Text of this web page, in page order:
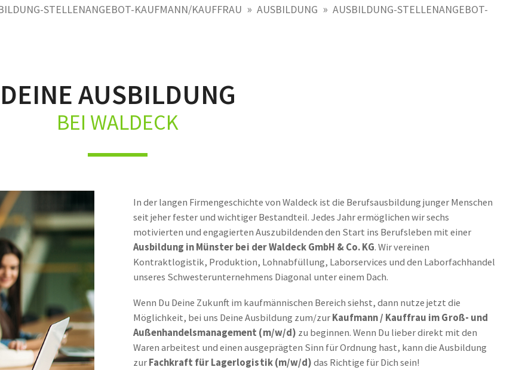
STELLENANGEBOT-KAUFMANN/KAUFFRAU » AUSBILDUNG » AUSBILDUNG-STELLENANGEBOT-
DEINE AUSBILDUNG
BEI WALDECK
In der langen Firmengeschichte von Waldeck ist die Berufsausbildung junger Menschen
seit jeher fester und wichtiger Bestandteil. Jedes Jahr ermöglichen wir sechs
motivierten und engagierten Auszubildenden den Start ins Berufsleben mit einer
Ausbildung in Münster bei der Waldeck GmbH & Co. KG. Wir vereinen
Kontraktlogistik, Produktion, Lohnabfüllung, Laborservices und den Laborfachhandel
unseres Schwesterunternehmens Diagonal unter einem Dach.
Wenn Du Deine Zukunft im kaufmännischen Bereich siehst, dann nutze jetzt die
Möglichkeit, bei uns Deine Ausbildung zum/zurKaufmann / Kauffrau im Groß- und
Außenhandelsmanagement (m/w/d) zu beginnen. Wenn Du lieber direkt mit den
Waren arbeitest und einen ausgeprägten Sinn für Ordnung hast, kann die Ausbildung
zurFachkraft für Lagerlogistik (m/w/d)das Richtige für Dich sein!